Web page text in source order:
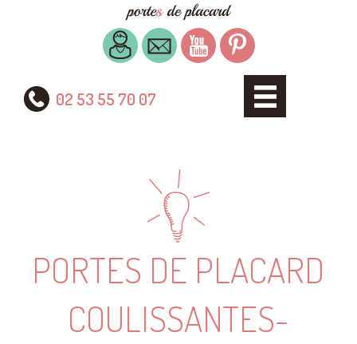
02 53 55 70 07
PORTES DE PLACARD
COULISSANTES-